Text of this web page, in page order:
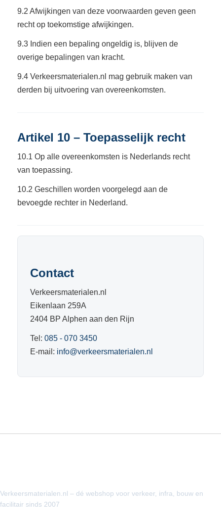
9.2 Afwijkingen van deze voorwaarden geven geen
recht op toekomstige afwijkingen.
9.3 Indien een bepaling ongeldig is, blijven de
overige bepalingen van kracht.
9.4 Verkeersmaterialen.nl mag gebruik maken van
derden bij uitvoering van overeenkomsten.
Artikel 10 – Toepasselijk recht
10.1 Op alle overeenkomsten is Nederlands recht
van toepassing.
10.2 Geschillen worden voorgelegd aan de
bevoegde rechter in Nederland.
Contact
Verkeersmaterialen.nl
Eikenlaan 259A
2404 BP Alphen aan den Rijn
Tel: 085 - 070 3450
E-mail: info@verkeersmaterialen.nl
Verkeersmaterialen.nl – dé webshop voor verkeer, infra, bouw en
facilitair sinds 2007